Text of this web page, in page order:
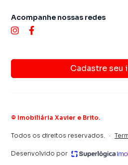
Cadastre seu
Acompanhe nossas redes
© Imobiliária Xavier e Brito.
Todos os direitos reservados. ·
Desenvolvido por